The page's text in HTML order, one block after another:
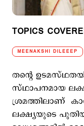
TOPICS
MEENAKSHI DILEEEP
തന്‍റെ
സ്ഥാപനമായ
ശ്രമത്തിലാണ്
ലക്ഷ്യയുടെ